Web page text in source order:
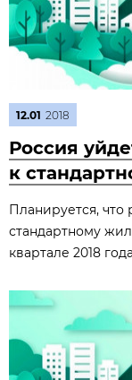
12.01 2018
Россия
к
Планируется, что
стандартному
квартале 2018